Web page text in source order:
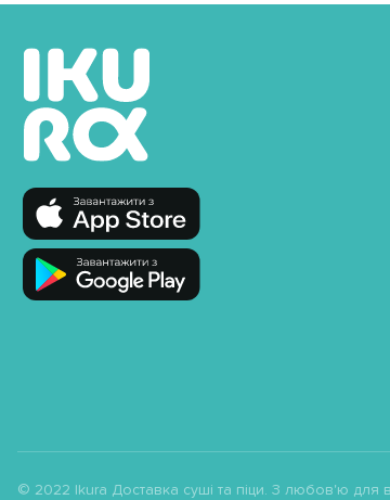
© 2022 Ikura Доставка суші та піци. З любов'ю для